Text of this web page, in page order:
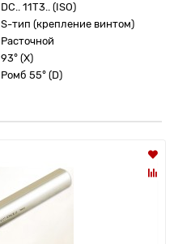
DC.. 11T3.. (ISO)
S-тип (крепление винтом)
Расточной
93° (X)
Ромб 55° (D)